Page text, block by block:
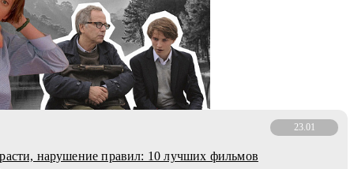
23.01
нарушение правил: 10 лучших фильмов